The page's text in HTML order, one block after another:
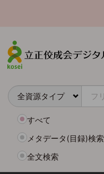
ン
テ
ン
すべて
メタデータ(目録)検索
全文検索